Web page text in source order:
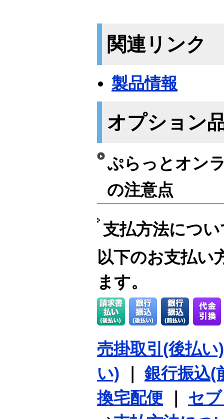
関連リンク
製品情報
オプション
ぷらっとオン
の注意点
支払方法につい
以下のお支払い
ます。
売掛取引(後払い)
い) ｜銀行振込(
換宅配便
セ